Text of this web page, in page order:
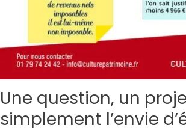
Une question, un
simplement l’envie